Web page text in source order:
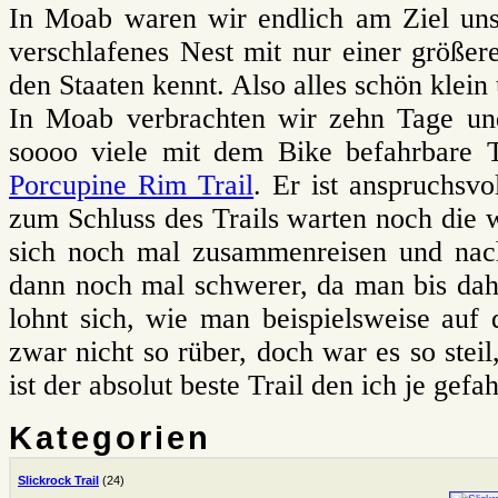
In Moab waren wir endlich am Ziel
verschlafenes Nest mit nur einer
den Staaten kennt. Also alles schön klein
In Moab verbrachten wir zehn Tage
soooo viele mit dem Bike
Porcupine Rim Trail. Er ist
zum Schluss des Trails warten noch
sich noch mal zusammenreisen und
dann noch mal schwerer, da man bis
lohnt sich, wie man beispielsweise auf
zwar nicht so rüber, doch war es so
ist der absolut beste Trail den ich je
Kategorien
Slickrock Trail (24)